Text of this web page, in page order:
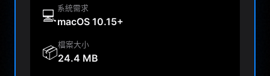
💻 系統需求
macOS 10.15+
📦檔案大小
24.4 MB